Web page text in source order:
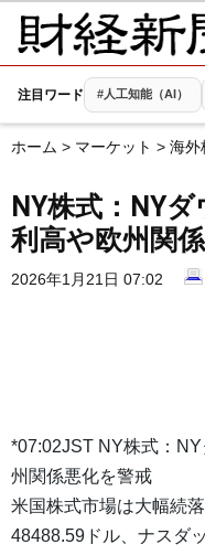
注目ワード #人工知能（AI）
ホーム > マーケット > 海外
NY株式：NY
利高や欧州関
2026年1月21日 07:02
*07:02JST NY株式：
州関係悪化を警戒
米国株式市場は大幅続
48488.59ドル、ナスダ